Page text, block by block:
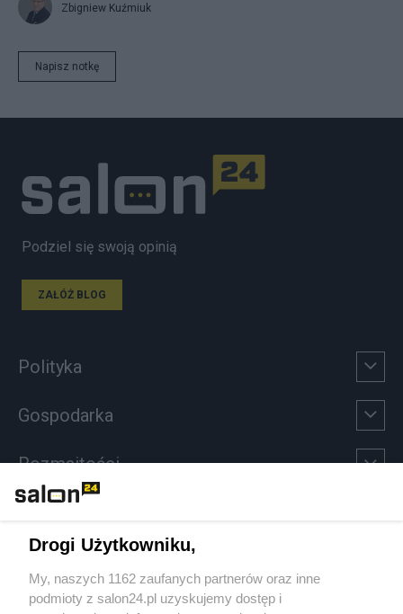
Zbigniew Kuźmiuk
Napisz notkę
Podziel się swoją opinią
ZAŁÓŻ BLOG
Polityka
Gospodarka
Rozmaitości
Sport
Społeczeństwo
Drogi Użytkowniku,
My, naszych 1162 zaufanych partnerów oraz inne
podmioty z salon24.pl uzyskujemy dostęp i